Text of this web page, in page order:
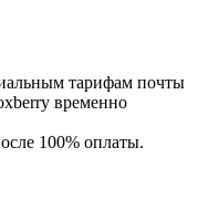
тарифам почты
временно
100% оплаты.